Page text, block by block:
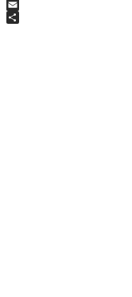
Facebook
Email